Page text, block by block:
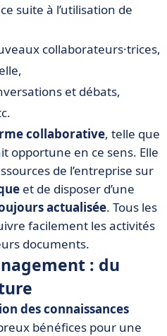
suite à l’utilisation de
collaborateurs·trices,
et débats,
collaborative, telle que
opportune en ce sens. Elle
de l’entreprise sur
et de disposer d’une
actualisée. Tous les
facilement les activités
documents.
: du
des connaissances
bénéfices pour une